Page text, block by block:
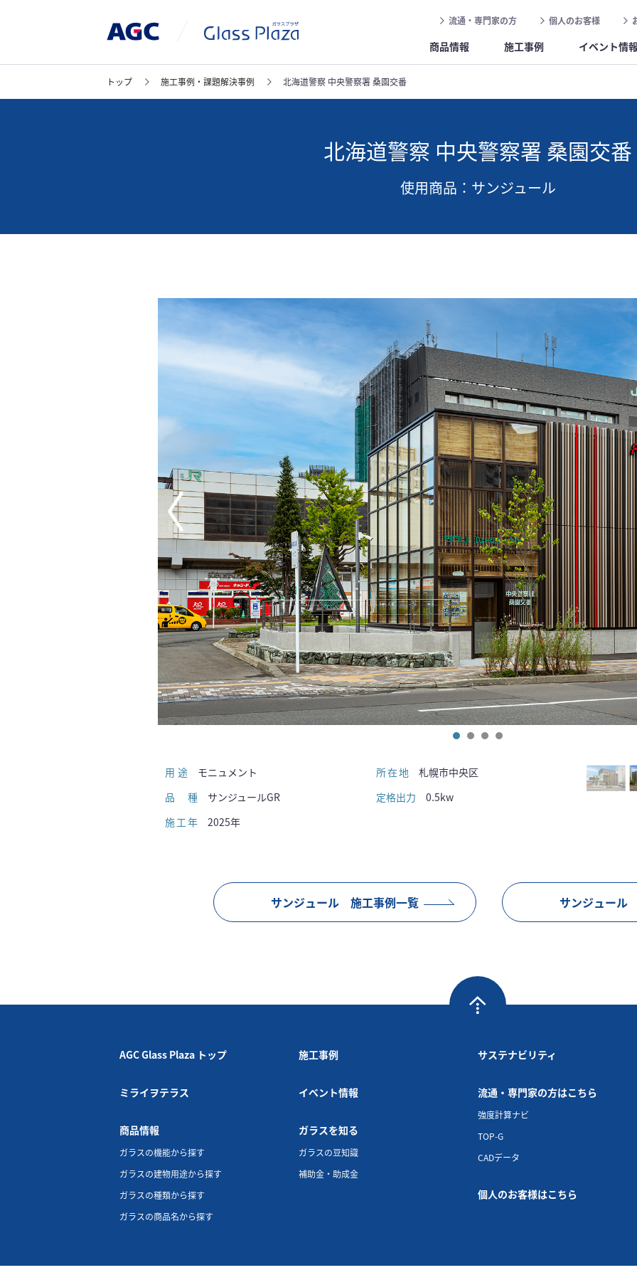
流通・専門家の方 個人のお客様
商品情報 施工事例 イベント情
トップ 施工事例・課題解決事例 北海道警察 中央警察署 桑園交番
北海道警察 中央警察署 桑園交番
使用商品：サンジュール
用途 モニュメント 所在地
札幌市中央区
品種
サンジュールGR 定格出力
0.5kw
施工年
2025年
サンジュール 施工事例一覧 サンジュール
AGC Glass Plaza トップ
ミライヲテラス
商品情報
ガラスの機能から探す
ガラスの建物用途から探す
ガラスの種類から探す
ガラスの商品名から探す
施工事例
イベント情報
ガラスを知る
ガラスの豆知識
補助金・助成金
サステナビリティ
流通・専門家の方はこちら
強度計算ナビ
TOP-G
CADデータ
個人のお客様はこちら